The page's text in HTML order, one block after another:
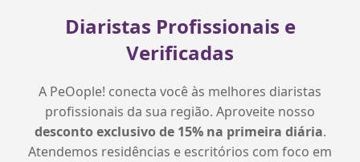
Diaristas Profissionais e
Verificadas
A PeOople! conecta você às melhores diaristas
profissionais da sua região. Aproveite nosso
desconto exclusivo de 15% na primeira diária.
Atendemos residências e escritórios com foco em